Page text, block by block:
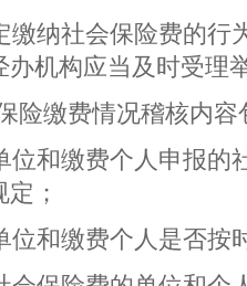
缴纳社会保险费的行
办机构应当及时受理
险缴费情况稽核内容
位和缴费个人申报
；
位和缴费个人是否